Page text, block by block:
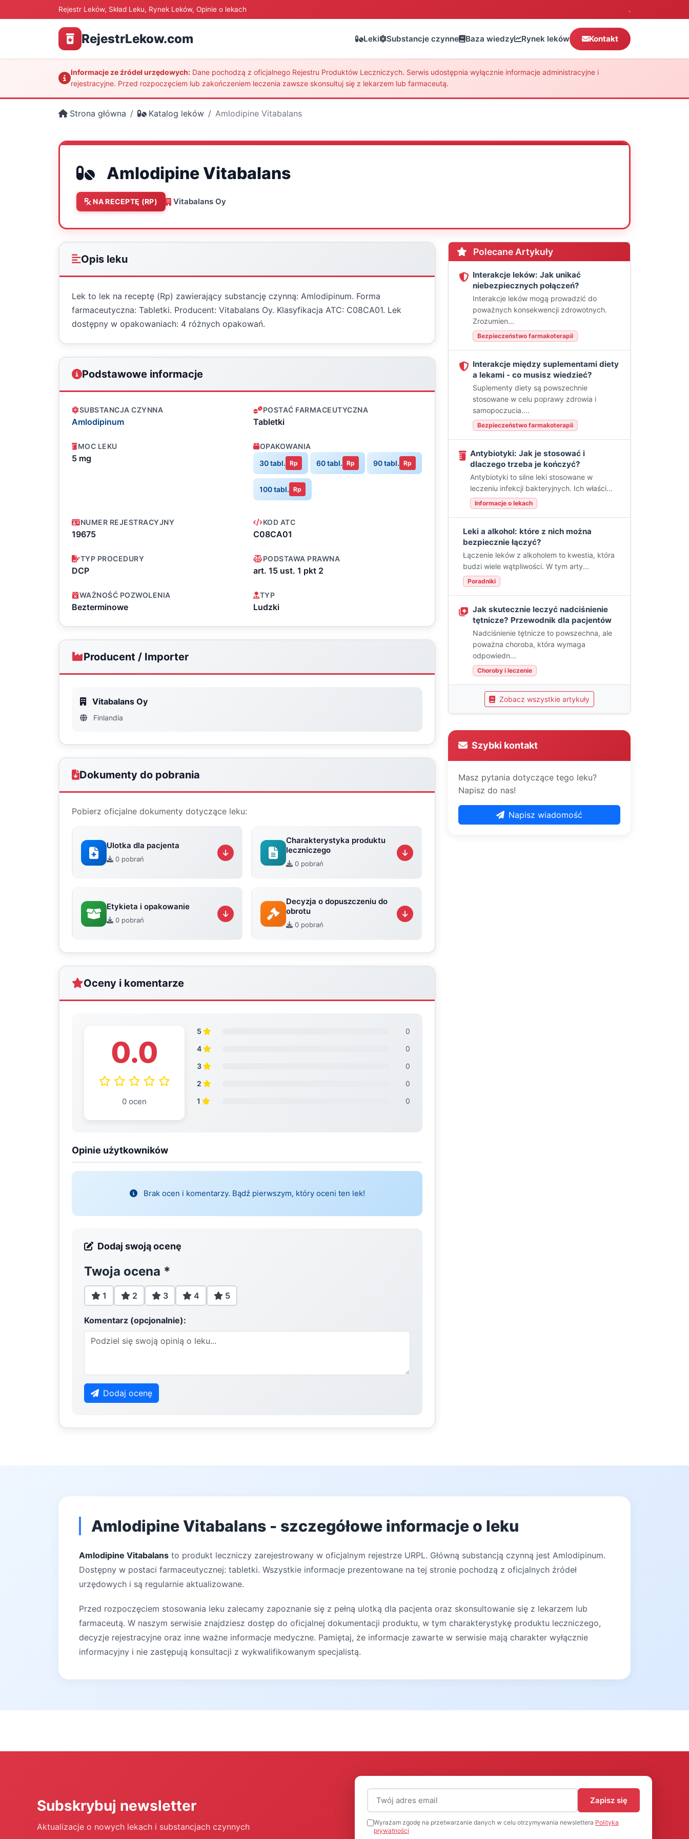
Rejestr Leków, Skład Leku, Rynek Leków, Opinie o lekach .
RejestrLekow.com Leki Substancje czynne Baza wiedzy Rynek leków Kontakt
Informacje ze źródeł urzędowych: Dane pochodzą z oficjalnego Rejestru Produktów Leczniczych. Serwis udostępnia wyłącznie informacje administracyjne i
rejestracyjne. Przed rozpoczęciem lub zakończeniem leczenia zawsze skonsultuj się z lekarzem lub farmaceutą.
Strona główna Katalog leków Amlodipine Vitabalans
Amlodipine Vitabalans
NA RECEPTĘ (RP) Vitabalans Oy
Opis leku
Lek to lek na receptę (Rp) zawierający substancję czynną: Amlodipinum. Forma
farmaceutyczna: Tabletki. Producent: Vitabalans Oy. Klasyfikacja ATC: C08CA01. Lek
dostępny w opakowaniach: 4 różnych opakowań.
Podstawowe informacje
SUBSTANCJA CZYNNA
Amlodipinum
POSTAĆ FARMACEUTYCZNA
Tabletki
MOC LEKU
5 mg
OPAKOWANIA
30 tabl. Rp 60 tabl. Rp 90 tabl. Rp
100 tabl. Rp
NUMER REJESTRACYJNY
19675
KOD ATC
C08CA01
TYP PROCEDURY
DCP
PODSTAWA PRAWNA
art. 15 ust. 1 pkt 2
WAŻNOŚĆ POZWOLENIA
Bezterminowe
TYP
Ludzki
Producent / Importer
Vitabalans Oy
Finlandia
Dokumenty do pobrania
Pobierz oficjalne dokumenty dotyczące leku:
Ulotka dla pacjenta
0 pobrań
Charakterystyka produktu
leczniczego
0 pobrań
Etykieta i opakowanie
0 pobrań
Decyzja o dopuszczeniu do
obrotu
0 pobrań
Oceny i komentarze
0.0
0 ocen
5
0
4
0
3
0
2
0
1
0
Opinie użytkowników
Brak ocen i komentarzy. Bądź pierwszym, który oceni ten lek!
Dodaj swoją ocenę
Twoja ocena *
1 2 3 4 5
Komentarz (opcjonalnie):
Dodaj ocenę
Polecane Artykuły
Interakcje leków: Jak unikać
niebezpiecznych połączeń?
Interakcje leków mogą prowadzić do
poważnych konsekwencji zdrowotnych.
Zrozumien...
Bezpieczeństwo farmakoterapii
Interakcje między suplementami diety
a lekami - co musisz wiedzieć?
Suplementy diety są powszechnie
stosowane w celu poprawy zdrowia i
samopoczucia....
Bezpieczeństwo farmakoterapii
Antybiotyki: Jak je stosować i
dlaczego trzeba je kończyć?
Antybiotyki to silne leki stosowane w
leczeniu infekcji bakteryjnych. Ich właści...
Informacje o lekach
Leki a alkohol: które z nich można
bezpiecznie łączyć?
Łączenie leków z alkoholem to kwestia, która
budzi wiele wątpliwości. W tym arty...
Poradniki
Jak skutecznie leczyć nadciśnienie
tętnicze? Przewodnik dla pacjentów
Nadciśnienie tętnicze to powszechna, ale
poważna choroba, która wymaga
odpowiedn...
Choroby i leczenie
Zobacz wszystkie artykuły
Szybki kontakt
Masz pytania dotyczące tego leku?
Napisz do nas!
Napisz wiadomość
Amlodipine Vitabalans - szczegółowe informacje o leku
Amlodipine Vitabalans to produkt leczniczy zarejestrowany w oficjalnym rejestrze URPL. Główną substancją czynną jest Amlodipinum.
Dostępny w postaci farmaceutycznej: tabletki. Wszystkie informacje prezentowane na tej stronie pochodzą z oficjalnych źródeł
urzędowych i są regularnie aktualizowane.
Przed rozpoczęciem stosowania leku zalecamy zapoznanie się z pełną ulotką dla pacjenta oraz skonsultowanie się z lekarzem lub
farmaceutą. W naszym serwisie znajdziesz dostęp do oficjalnej dokumentacji produktu, w tym charakterystykę produktu leczniczego,
decyzje rejestracyjne oraz inne ważne informacje medyczne. Pamiętaj, że informacje zawarte w serwisie mają charakter wyłącznie
informacyjny i nie zastępują konsultacji z wykwalifikowanym specjalistą.
Subskrybuj newsletter
Aktualizacje o nowych lekach i substancjach czynnych
Adres email (wymagany)
Zapisz się
Wyrażam zgodę na przetwarzanie danych w celu otrzymywania newslettera Polityka
prywatności